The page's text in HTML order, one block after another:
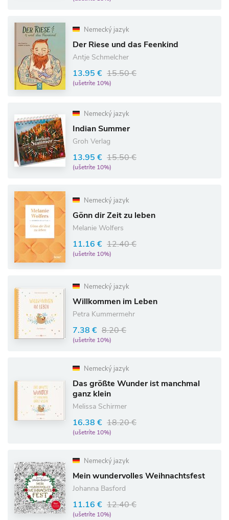
Nemecký jazyk
Der Riese und das Feenkind
Antje Schmelcher
13.95 € 15.50 €
(ušetríte 10%)
Nemecký jazyk
Indian Summer
Groh Verlag
13.95 € 15.50 €
(ušetríte 10%)
Nemecký jazyk
Gönn dir Zeit zu leben
Melanie Wolfers
11.16 € 12.40 €
(ušetríte 10%)
Nemecký jazyk
Willkommen im Leben
Petra Kummermehr
7.38 € 8.20 €
(ušetríte 10%)
Nemecký jazyk
Das größte Wunder ist manchmal
ganz klein
Melissa Schirmer
16.38 € 18.20 €
(ušetríte 10%)
Nemecký jazyk
Mein wundervolles Weihnachtsfest
Johanna Basford
11.16 € 12.40 €
(ušetríte 10%)